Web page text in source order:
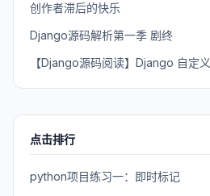
创作者滞后的快乐
Django源码解析第一季 剧终
【Django源码阅读】Django 自定
点击排行
python项目练习一：即时标记